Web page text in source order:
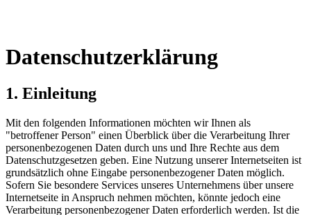
Datenschutzerklärung
1. Einleitung
Mit den folgenden Informationen möchten wir Ihnen als
"betroffener Person" einen Überblick über die Verarbeitung Ihrer
personenbezogenen Daten durch uns und Ihre Rechte aus dem
Datenschutzgesetzen geben. Eine Nutzung unserer Internetseiten ist
grundsätzlich ohne Eingabe personenbezogener Daten möglich.
Sofern Sie besondere Services unseres Unternehmens über unsere
Internetseite in Anspruch nehmen möchten, könnte jedoch eine
Verarbeitung personenbezogener Daten erforderlich werden. Ist die